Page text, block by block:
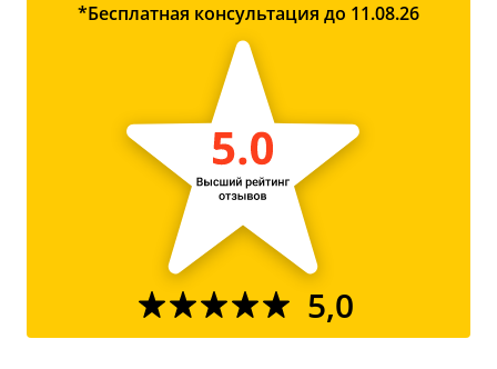
*Бесплатная консультация до 11.08.26
5,0